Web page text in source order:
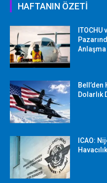
HAFTANIN ÖZETİ
ITOCHU
Anlaşma
Dolarlık
ICAO: